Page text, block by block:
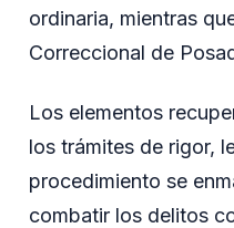
ordinaria, mientras
Correccional de
Los elementos
los trámites de rigor,
procedimiento se
combatir los delitos